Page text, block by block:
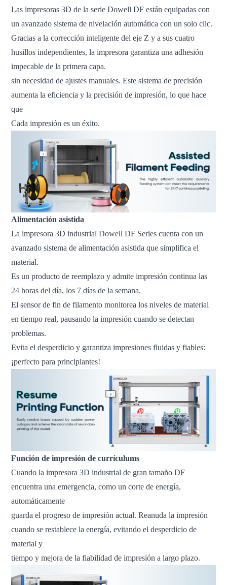
Las impresoras 3D de la serie Dowell DF están equipadas con
un avanzado sistema de nivelación automática con un solo clic.
Gracias a la corrección inteligente del eje Z y a sus cuatro
husillos independientes, la impresora garantiza una adhesión
impecable de la primera capa.
sin necesidad de ajustes manuales. Este sistema de precisión
aumenta la eficiencia y la precisión de impresión, lo que hace
que
Cada impresión es un éxito.
Alimentación asistida
La impresora 3D industrial Dowell DF Series cuenta con un
avanzado sistema de alimentación asistida que simplifica el
material.
Es un producto de reemplazo y admite impresión continua las
24 horas del día, los 7 días de la semana.
El sensor de fin de filamento monitorea los niveles de material
en tiempo real, pausando la impresión cuando se detectan
problemas.
Evita el desperdicio y garantiza impresiones fluidas y fiables:
¡perfecto para principiantes!
Función de impresión de currículums
Cuando la impresora 3D industrial de gran tamaño DF
encuentra una emergencia, como un corte de energía,
automáticamente
guarda el progreso de impresión actual. Reanuda la impresión
cuando se restablece la energía, evitando el desperdicio de
material y
tiempo y mejora de la fiabilidad de impresión a largo plazo.